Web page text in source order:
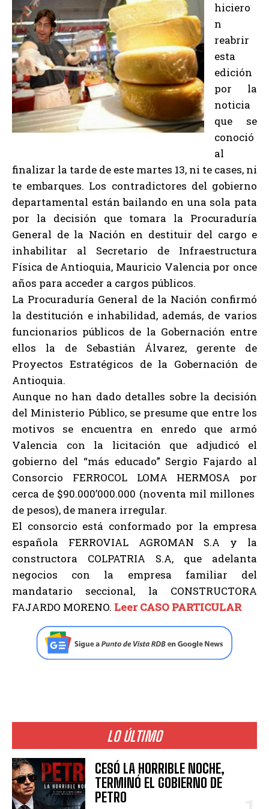
hiciero
n
reabrir
esta
edición
por la
noticia
que se
conoció
al
finalizar la tarde de este martes 13, ni te cases, ni
te embarques. Los contradictores del gobierno
departamental están bailando en una sola pata
por la decisión que tomara la Procuraduría
General de la Nación en destituir del cargo e
inhabilitar al Secretario de Infraestructura
Física de Antioquia, Mauricio Valencia por once
años para acceder a cargos públicos.
La Procuraduría General de la Nación confirmó
la destitución e inhabilidad, además, de varios
funcionarios públicos de la Gobernación entre
ellos la de Sebastián Álvarez, gerente de
Proyectos Estratégicos de la Gobernación de
Antioquia.
Aunque no han dado detalles sobre la decisión
del Ministerio Público, se presume que entre los
motivos se encuentra en enredo que armó
Valencia con la licitación que adjudicó el
gobierno del “más educado” Sergio Fajardo al
Consorcio FERROCOL LOMA HERMOSA por
cerca de $90.000’000.000 (noventa mil millones
de pesos), de manera irregular.
El consorcio está conformado por la empresa
española FERROVIAL AGROMAN S.A y la
constructora COLPATRIA S.A, que adelanta
negocios con la empresa familiar del
mandatario seccional, la CONSTRUCTORA
FAJARDO MORENO. Leer CASO PARTICULAR
LO ÚLTIMO
CESÓ LA HORRIBLE NOCHE,
TERMINÓ EL GOBIERNO DE
PETRO